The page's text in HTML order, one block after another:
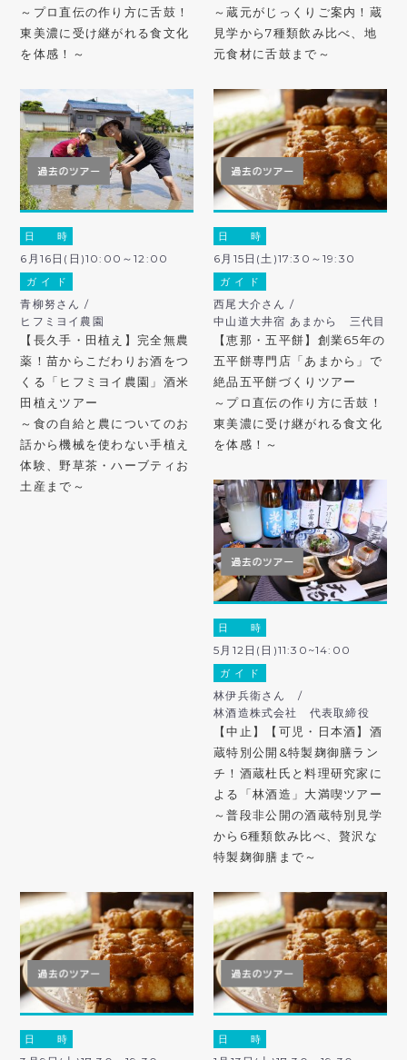
～プロ直伝の作り方に舌鼓！
東美濃に受け継がれる食文化
を体感！～
～蔵元がじっくりご案内！蔵
見学から7種類飲み比べ、地
元食材に舌鼓まで～
日 時
6月16日(日)10:00～12:00
ガ イ ド
青柳努さん /
ヒフミヨイ農園
【長久手・田植え】完全無農
薬！苗からこだわりお酒をつ
くる「ヒフミヨイ農園」酒米
田植えツアー
～食の自給と農についてのお
話から機械を使わない手植え
体験、野草茶・ハーブティお
土産まで～
日 時
6月15日(土)17:30～19:30
ガ イ ド
西尾大介さん /
中山道大井宿 あまから 三代目
【恵那・五平餅】創業65年の
五平餅専門店「あまから」で
絶品五平餅づくりツアー
～プロ直伝の作り方に舌鼓！
東美濃に受け継がれる食文化
を体感！～
日 時
5月12日(日)11:30~14:00
ガ イ ド
林伊兵衛さん /
林酒造株式会社 代表取締役
【中止】【可児・日本酒】酒
蔵特別公開&特製麹御膳ラン
チ！酒蔵杜氏と料理研究家に
よる「林酒造」大満喫ツアー
～普段非公開の酒蔵特別見学
から6種類飲み比べ、贅沢な
特製麹御膳まで～
日 時 日 時